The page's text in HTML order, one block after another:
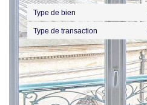
Type de bien
Type de transaction
Localisation